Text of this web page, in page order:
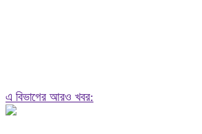
এ বিভাগের আরও খবর: